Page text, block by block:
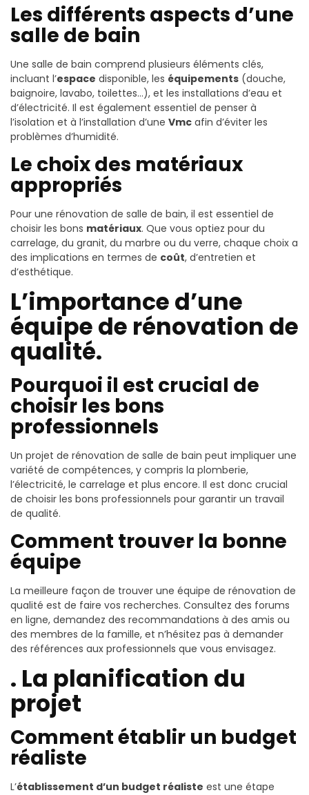
Les différents aspects d’une
salle de bain
Une salle de bain comprend plusieurs éléments clés,
incluant l’espace disponible, les équipements (douche,
baignoire, lavabo, toilettes…), et les installations d’eau et
d’électricité. Il est également essentiel de penser à
l’isolation et à l’installation d’une Vmc afin d’éviter les
problèmes d’humidité.
Le choix des matériaux
appropriés
Pour une rénovation de salle de bain, il est essentiel de
choisir les bons matériaux. Que vous optiez pour du
carrelage, du granit, du marbre ou du verre, chaque choix a
des implications en termes de coût, d’entretien et
d’esthétique.
L’importance d’une
équipe de rénovation de
qualité.
Pourquoi il est crucial de
choisir les bons
professionnels
Un projet de rénovation de salle de bain peut impliquer une
variété de compétences, y compris la plomberie,
l’électricité, le carrelage et plus encore. Il est donc crucial
de choisir les bons professionnels pour garantir un travail
de qualité.
Comment trouver la bonne
équipe
La meilleure façon de trouver une équipe de rénovation de
qualité est de faire vos recherches. Consultez des forums
en ligne, demandez des recommandations à des amis ou
des membres de la famille, et n’hésitez pas à demander
des références aux professionnels que vous envisagez.
. La planification du
projet
Comment établir un budget
réaliste
L’établissement d’un budget réaliste est une étape